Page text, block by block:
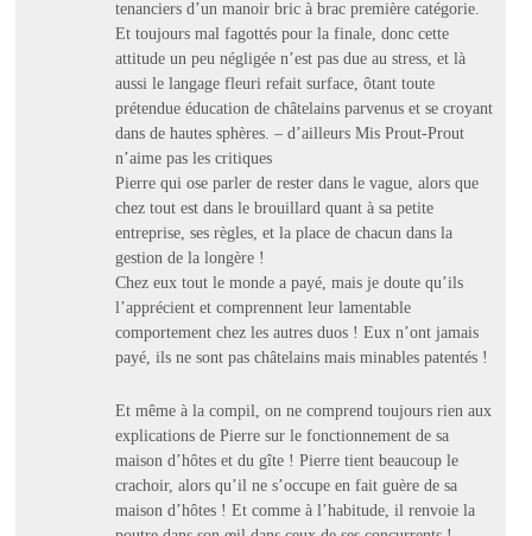
tenanciers d’un manoir bric à brac première catégorie.
Et toujours mal fagottés pour la finale, donc cette
attitude un peu négligée n’est pas due au stress, et là
aussi le langage fleuri refait surface, ôtant toute
prétendue éducation de châtelains parvenus et se croyant
dans de hautes sphères. – d’ailleurs Mis Prout-Prout
n’aime pas les critiques
Pierre qui ose parler de rester dans le vague, alors que
chez tout est dans le brouillard quant à sa petite
entreprise, ses règles, et la place de chacun dans la
gestion de la longère !
Chez eux tout le monde a payé, mais je doute qu’ils
l’apprécient et comprennent leur lamentable
comportement chez les autres duos ! Eux n’ont jamais
payé, ils ne sont pas châtelains mais minables patentés !
Et même à la compil, on ne comprend toujours rien aux
explications de Pierre sur le fonctionnement de sa
maison d’hôtes et du gîte ! Pierre tient beaucoup le
crachoir, alors qu’il ne s’occupe en fait guère de sa
maison d’hôtes ! Et comme à l’habitude, il renvoie la